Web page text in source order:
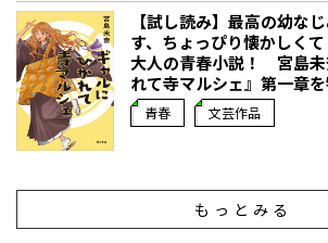
【試し読み】最高の幼な
す、ちょっぴり懐かしくて
大人の青春小説！ 宮島未
れて寺マルシェ』第一章
青春 文芸作品
もっとみる